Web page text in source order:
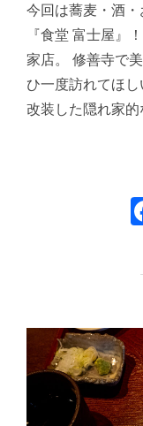
今回は蕎麦・酒
『食堂 富士屋』
家店。 修善寺で
ひ一度訪れてほ
改装した隠れ家